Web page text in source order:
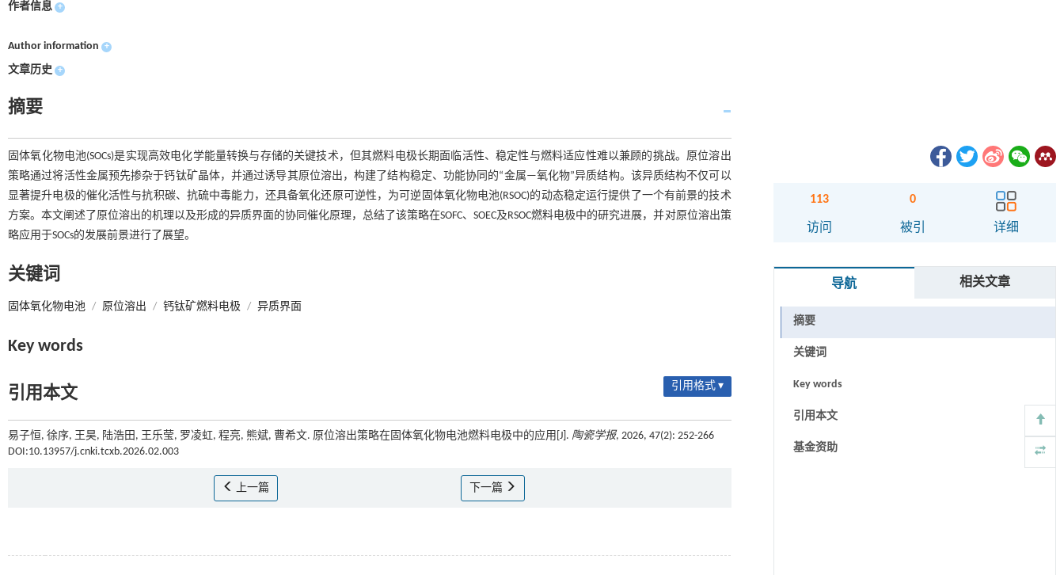
作者信息 +
Author information +
文章历史 +
摘要
固体氧化物电池(SOCs)是实现高效电化学能量转换与存储的关键技术，但其燃料电极长期面临活性、稳定性与燃料适应性难以兼顾的挑战。原位溶出
策略通过将活性金属预先掺杂于钙钛矿晶体，并通过诱导其原位溶出，构建了结构稳定、功能协同的“金属—氧化物”异质结构。该异质结构不仅可以
显著提升电极的催化活性与抗积碳、抗硫中毒能力，还具备氧化还原可逆性，为可逆固体氧化物电池(RSOC)的动态稳定运行提供了一个有前景的技术
方案。本文阐述了原位溶出的机理以及形成的异质界面的协同催化原理，总结了该策略在SOFC、SOEC及RSOC燃料电极中的研究进展，并对原位溶出策
略应用于SOCs的发展前景进行了展望。
关键词
固体氧化物电池 / 原位溶出 / 钙钛矿燃料电极 / 异质界面
Key words
引用本文 引用格式 ▾
易子恒, 徐序, 王昊, 陆浩田, 王乐莹, 罗凌虹, 程亮, 熊斌, 曹希文. 原位溶出策略在固体氧化物电池燃料电极中的应用[J]. 陶瓷学报, 2026, 47(2): 252-266
DOI:10.13957/j.cnki.tcxb.2026.02.003
上一篇 下一篇
113
访问
0
被引 详细
导航 相关文章
摘要
关键词
Key words
引用本文
基金资助